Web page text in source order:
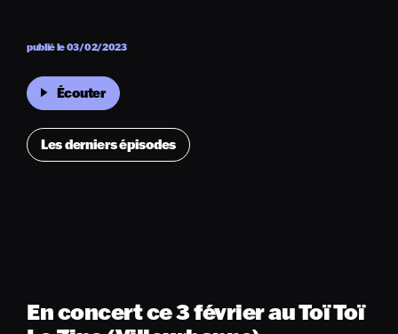
Écouter
Les derniers épisodes
publié le 03/02/2023
En concert ce 3 février au Toï Toï